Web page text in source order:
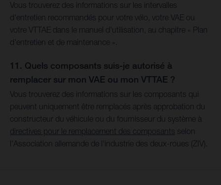
Vous trouverez des informations sur les intervalles
d'entretien recommandés pour votre vélo, votre VAE ou
votre VTTAE dans le manuel d'utilisation, au chapitre « Plan
d'entretien et de maintenance ».
11. Quels composants suis-je autorisé à
remplacer sur mon VAE ou mon VTTAE ?
Vous trouverez des informations sur les composants qui
peuvent uniquement être remplacés après approbation du
constructeur du véhicule ou du fournisseur du système à
directives pour le remplacement des composants selon
l'Association allemande de l'industrie des deux-roues (ZIV).